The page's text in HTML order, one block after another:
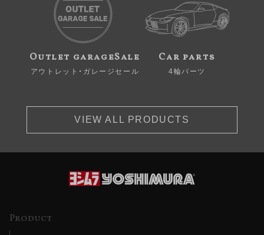
Outlet garageSale
アウトレット・ガレージセール
Car parts
4輪パーツ
VIEW ALL PRODUCTS
Product